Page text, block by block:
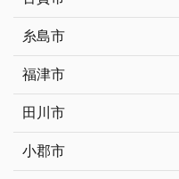
糸島市
福津市
田川市
小郡市